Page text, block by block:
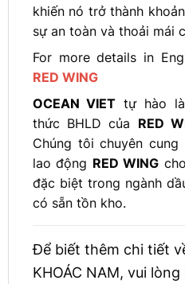
khiến nó trở thành
sự an toàn và thoải mái
For more details in
RED WING
OCEAN VIET tự hào
thức BHLD của RED
Chúng tôi chuyên
lao động RED WING
đặc biệt trong ngành
có sẵn tồn kho.
Để biết thêm chi tiết
KHOÁC NAM, vui lòng